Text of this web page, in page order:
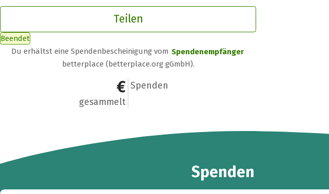
Teilen
Beendet
Du erhältst eine Spendenbescheinigung vom Spendenempfänger
betterplace (betterplace.org gGmbH).
0 €
gesammelt
0
Spenden
Spenden